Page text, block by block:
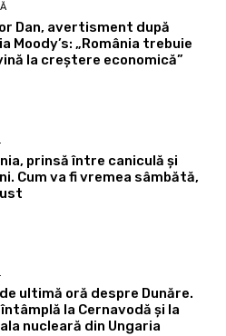
Dan, avertisment după
Moody’s: „România trebuie
la creștere economică”
prinsă între caniculă și
Cum va fi vremea sâmbătă,
ultimă oră despre Dunăre.
întâmplă la Cernavodă și la
nucleară din Ungaria